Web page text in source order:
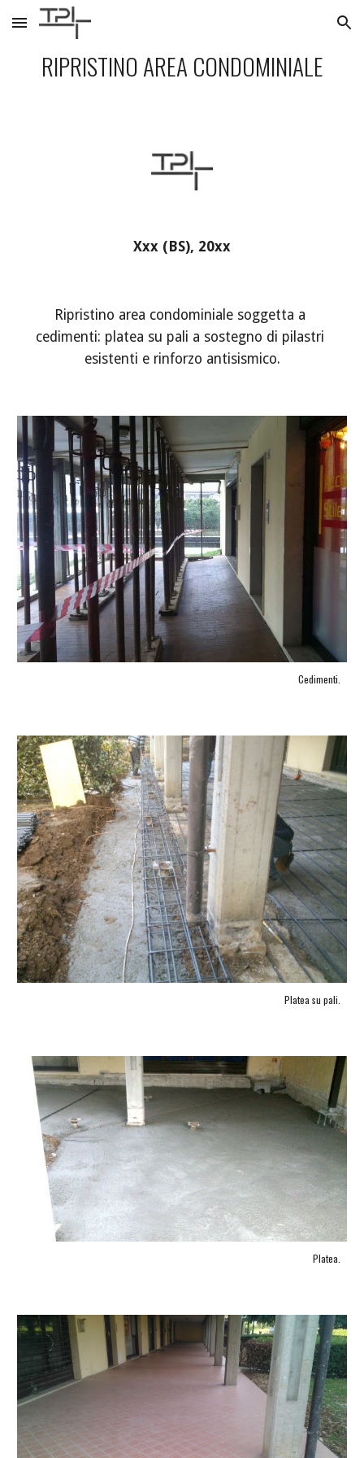
Skip to main content Skip to navigation
RIPRISTINO AREA CONDOMINIALE
Xxx (BS), 20xx
Ripristino area condominiale soggetta a
cedimenti: platea su pali a sostegno di pilastri
esistenti e rinforzo antisismico.
Cedimenti.
Platea su pali.
Platea.